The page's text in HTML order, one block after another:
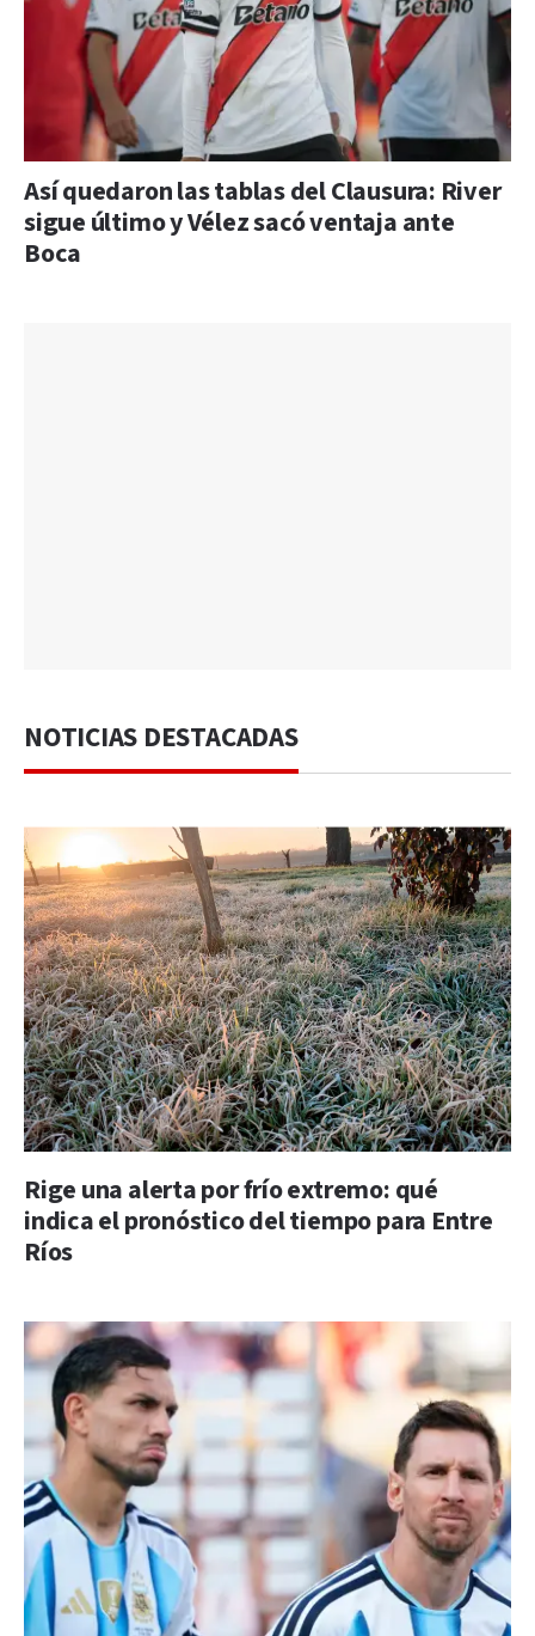
Así quedaron las tablas del Clausura: River
sigue último y Vélez sacó ventaja ante
Boca
NOTICIAS DESTACADAS
Rige una alerta por frío extremo: qué
indica el pronóstico del tiempo para Entre
Ríos